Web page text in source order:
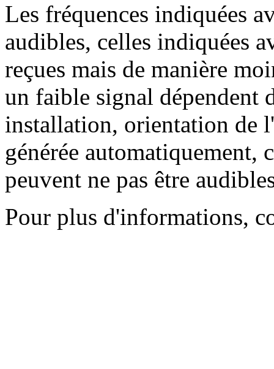
Les fréquences indiquées
audibles, celles indiquées
reçues mais de manière
un faible signal dépendent
installation, orientation de
générée automatiquement,
peuvent ne pas être
Pour plus d'informations,